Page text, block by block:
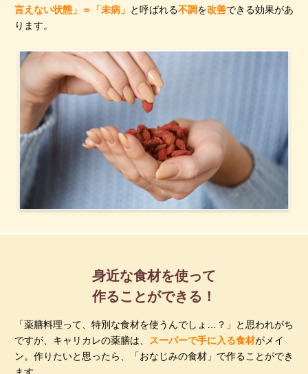
言えない状態」＝「未病」 と呼ばれる不調を改善できる効果があ
ります。
身近な食材を使って
作ることができる！
「薬膳料理って、特別な食材を使うんでしょ…？」と思われがち
ですが、キャリカレの薬膳は、
スーパーで手に入る食材がメイ
ン。作りたいと思ったら、「おなじみの食材」で作ることができ